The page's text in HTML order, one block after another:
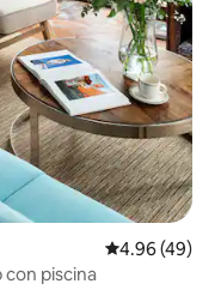
Calificación
4.96 (49)
con piscina